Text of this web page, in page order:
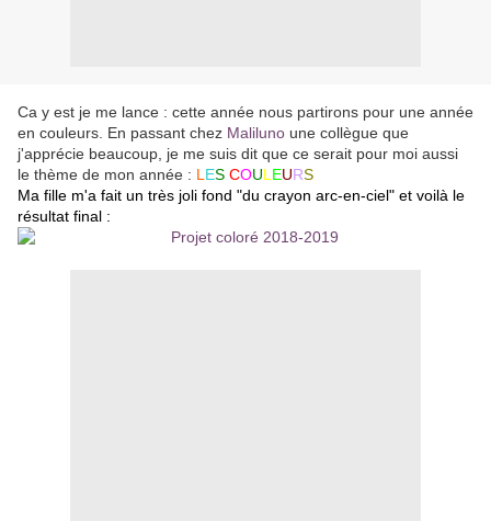
Ca y est je me lance : cette année nous partirons pour une année
en couleurs. En passant chez Maliluno une collègue que
j'apprécie beaucoup, je me suis dit que ce serait pour moi aussi
le thème de mon année : L ES COUL EURS
Ma fille m'a fait un très joli fond "du crayon arc-en-ciel" et voilà le
résultat final :